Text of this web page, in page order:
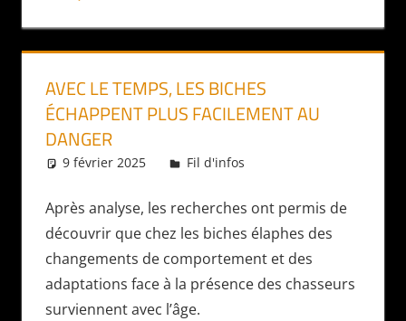
AVEC LE TEMPS, LES BICHES
ÉCHAPPENT PLUS FACILEMENT AU
DANGER
9 février 2025 Daniel
Fil d'infos
Après analyse, les recherches ont permis de
découvrir que chez les biches élaphes des
changements de comportement et des
adaptations face à la présence des chasseurs
surviennent avec l’âge.